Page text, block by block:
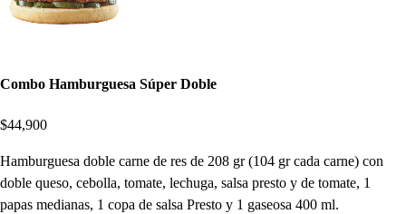
Combo Hamburguesa Súper Doble
$44,900
Hamburguesa doble carne de res de 208 gr (104 gr cada carne) con
doble queso, cebolla, tomate, lechuga, salsa presto y de tomate, 1
papas medianas, 1 copa de salsa Presto y 1 gaseosa 400 ml.